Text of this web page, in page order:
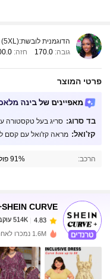
הדוגמנית לובשת:(5XL)
גובה: 170.0 חזה:
פרטי המוצר
מאפיינים של בינה
בד סרוג: סריג בעל טקסטורה
קז'ואל: מראה קז'ואל עם קסם
הרכב: 91% פוליאסטר, 9% אלסטיין
SHEIN CURVE+
4.83 514K עוקבים
4.83
514K עוקבים
k***5
שילםלפני
4.83 514K עוקבים
1.6M נמכרו לאחרונה